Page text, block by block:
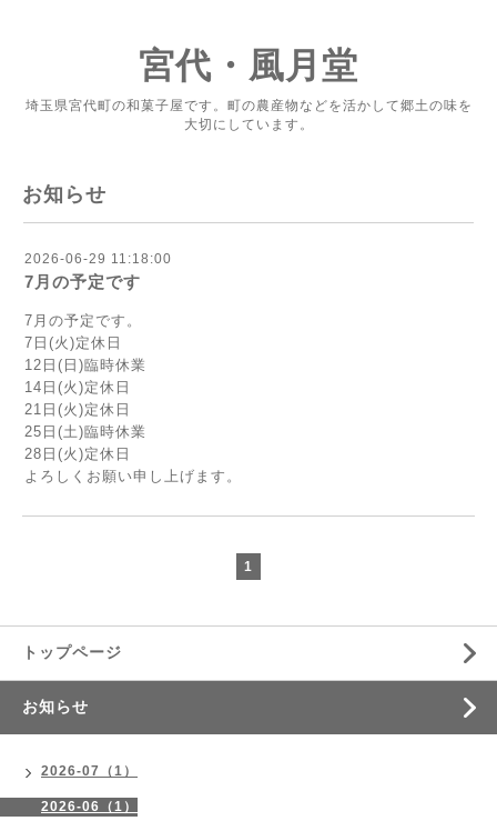
宮代・風月堂
埼玉県宮代町の和菓子屋です。町の農産物などを活かして郷土の味を
大切にしています。
お知らせ
2026-06-29 11:18:00
7月の予定です
7月の予定です。
7日(火)定休日
12日(日)臨時休業
14日(火)定休日
21日(火)定休日
25日(土)臨時休業
28日(火)定休日
よろしくお願い申し上げます。
1
トップページ
お知らせ
2026-07（1）
2026-06（1）